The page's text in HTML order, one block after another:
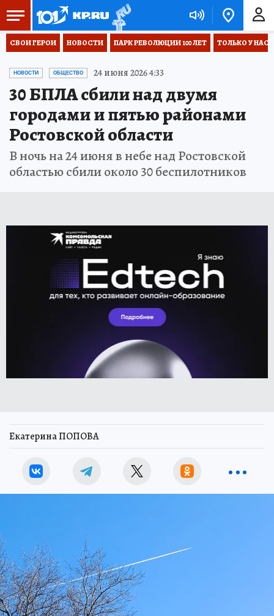
СВОИ ГЕРОИ НОВОСТИ ПАРК РЕВОЛЮЦИИ 100 ЛЕТ ТОЛЬКО У НАС
НОВОСТИ ОБЩЕСТВО 24 июня 2026 4:33
30 БПЛА сбили над двумя
городами и пятью районами
Ростовской области
В ночь на 24 июня в небе над Ростовской
областью сбили около 30 беспилотников
Екатерина ПОПОВА